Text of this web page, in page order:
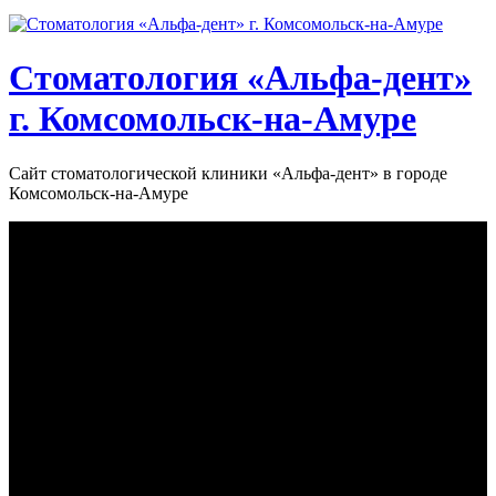
Стоматология «‎Альфа-дент»‎
г. Комсомольск-на-Амуре
Сайт стоматологической клиники «‎Альфа-дент» в городе
Комсомольск-на-Амуре